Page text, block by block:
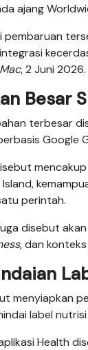
ajang
pembaruan
, 2 Juni 2026.
Besar
terbesar
Google
perintah.
disebut
, dan
menyiapkan
label
Health